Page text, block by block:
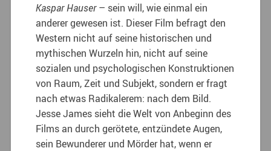
Kaspar Hauser– sein will, wie einmal ein
anderer gewesen ist. Dieser Film befragt den
Western nicht auf seine historischen und
mythischen Wurzeln hin, nicht auf seine
sozialen und psychologischen Konstruktionen
von Raum, Zeit und Subjekt, sondern er fragt
nach etwas Radikalerem: nach dem Bild.
Jesse James sieht die Welt von Anbeginn des
Films an durch gerötete, entzündete Augen,
sein Bewunderer und Mörder hat, wenn er